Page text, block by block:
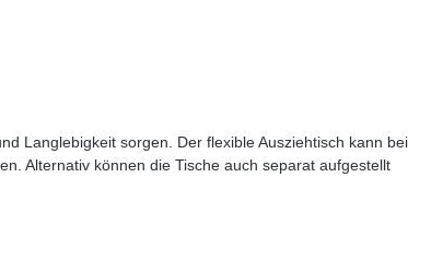
Langlebigkeit sorgen. Der flexible Ausziehtisch kann bei
Alternativ können die Tische auch separat aufgestellt